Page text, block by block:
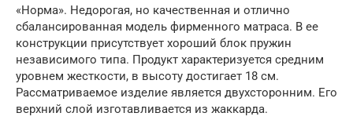
«Норма». Недорогая, но качественная и отлично
сбалансированная модель фирменного матраса. В ее
конструкции присутствует хороший блок пружин
независимого типа. Продукт характеризуется средним
уровнем жесткости, в высоту достигает 18 см.
Рассматриваемое изделие является двухсторонним. Его
верхний слой изготавливается из жаккарда.